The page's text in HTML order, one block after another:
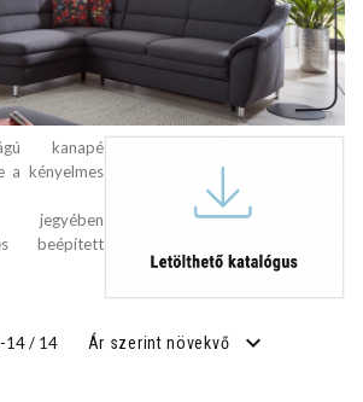
cm
cm
kanapé
a kényelmes
beépített
14 / 14 Ár szerint növekvő